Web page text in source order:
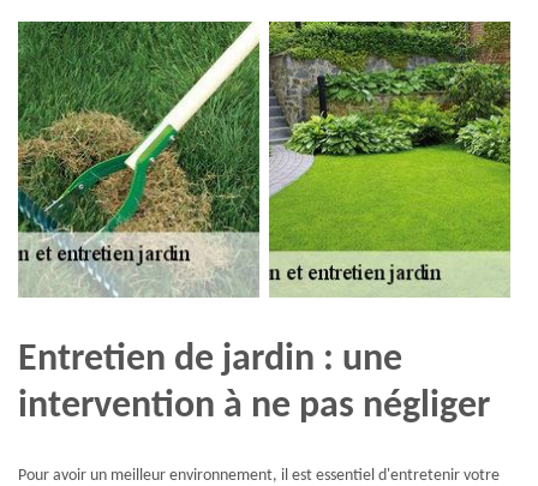
Entretien de jardin : une
intervention à ne pas négliger
Pour avoir un meilleur environnement, il est essentiel d'entretenir votre